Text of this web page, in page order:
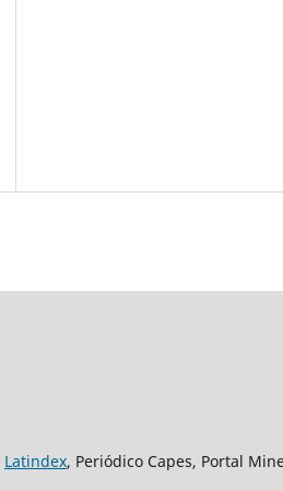
Latindex, Periódico Capes, Portal